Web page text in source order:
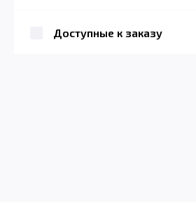
Доступные к заказу